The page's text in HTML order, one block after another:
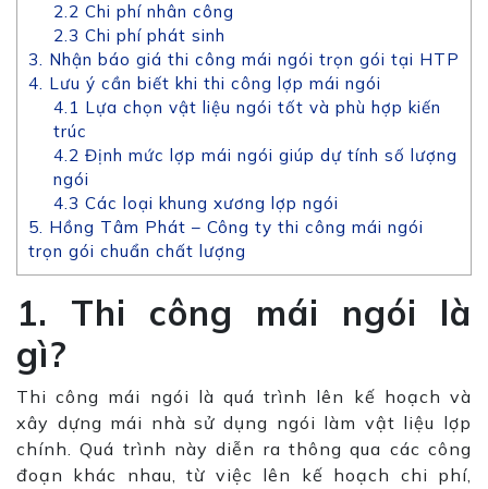
2.2 Chi phí nhân công
2.3 Chi phí phát sinh
3. Nhận báo giá thi công mái ngói trọn gói tại HTP
4. Lưu ý cần biết khi thi công lợp mái ngói
4.1 Lựa chọn vật liệu ngói tốt và phù hợp kiến
trúc
4.2 Định mức lợp mái ngói giúp dự tính số lượng
ngói
4.3 Các loại khung xương lợp ngói
5. Hồng Tâm Phát – Công ty thi công mái ngói
trọn gói chuẩn chất lượng
1. Thi công mái ngói là
gì?
Thi công mái ngói là quá trình lên kế hoạch và
xây dựng mái nhà sử dụng ngói làm vật liệu lợp
chính. Quá trình này diễn ra thông qua các công
đoạn khác nhau, từ việc lên kế hoạch chi phí,